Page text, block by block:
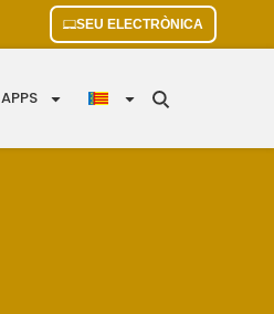
SEU ELECTRÒNICA
APPS